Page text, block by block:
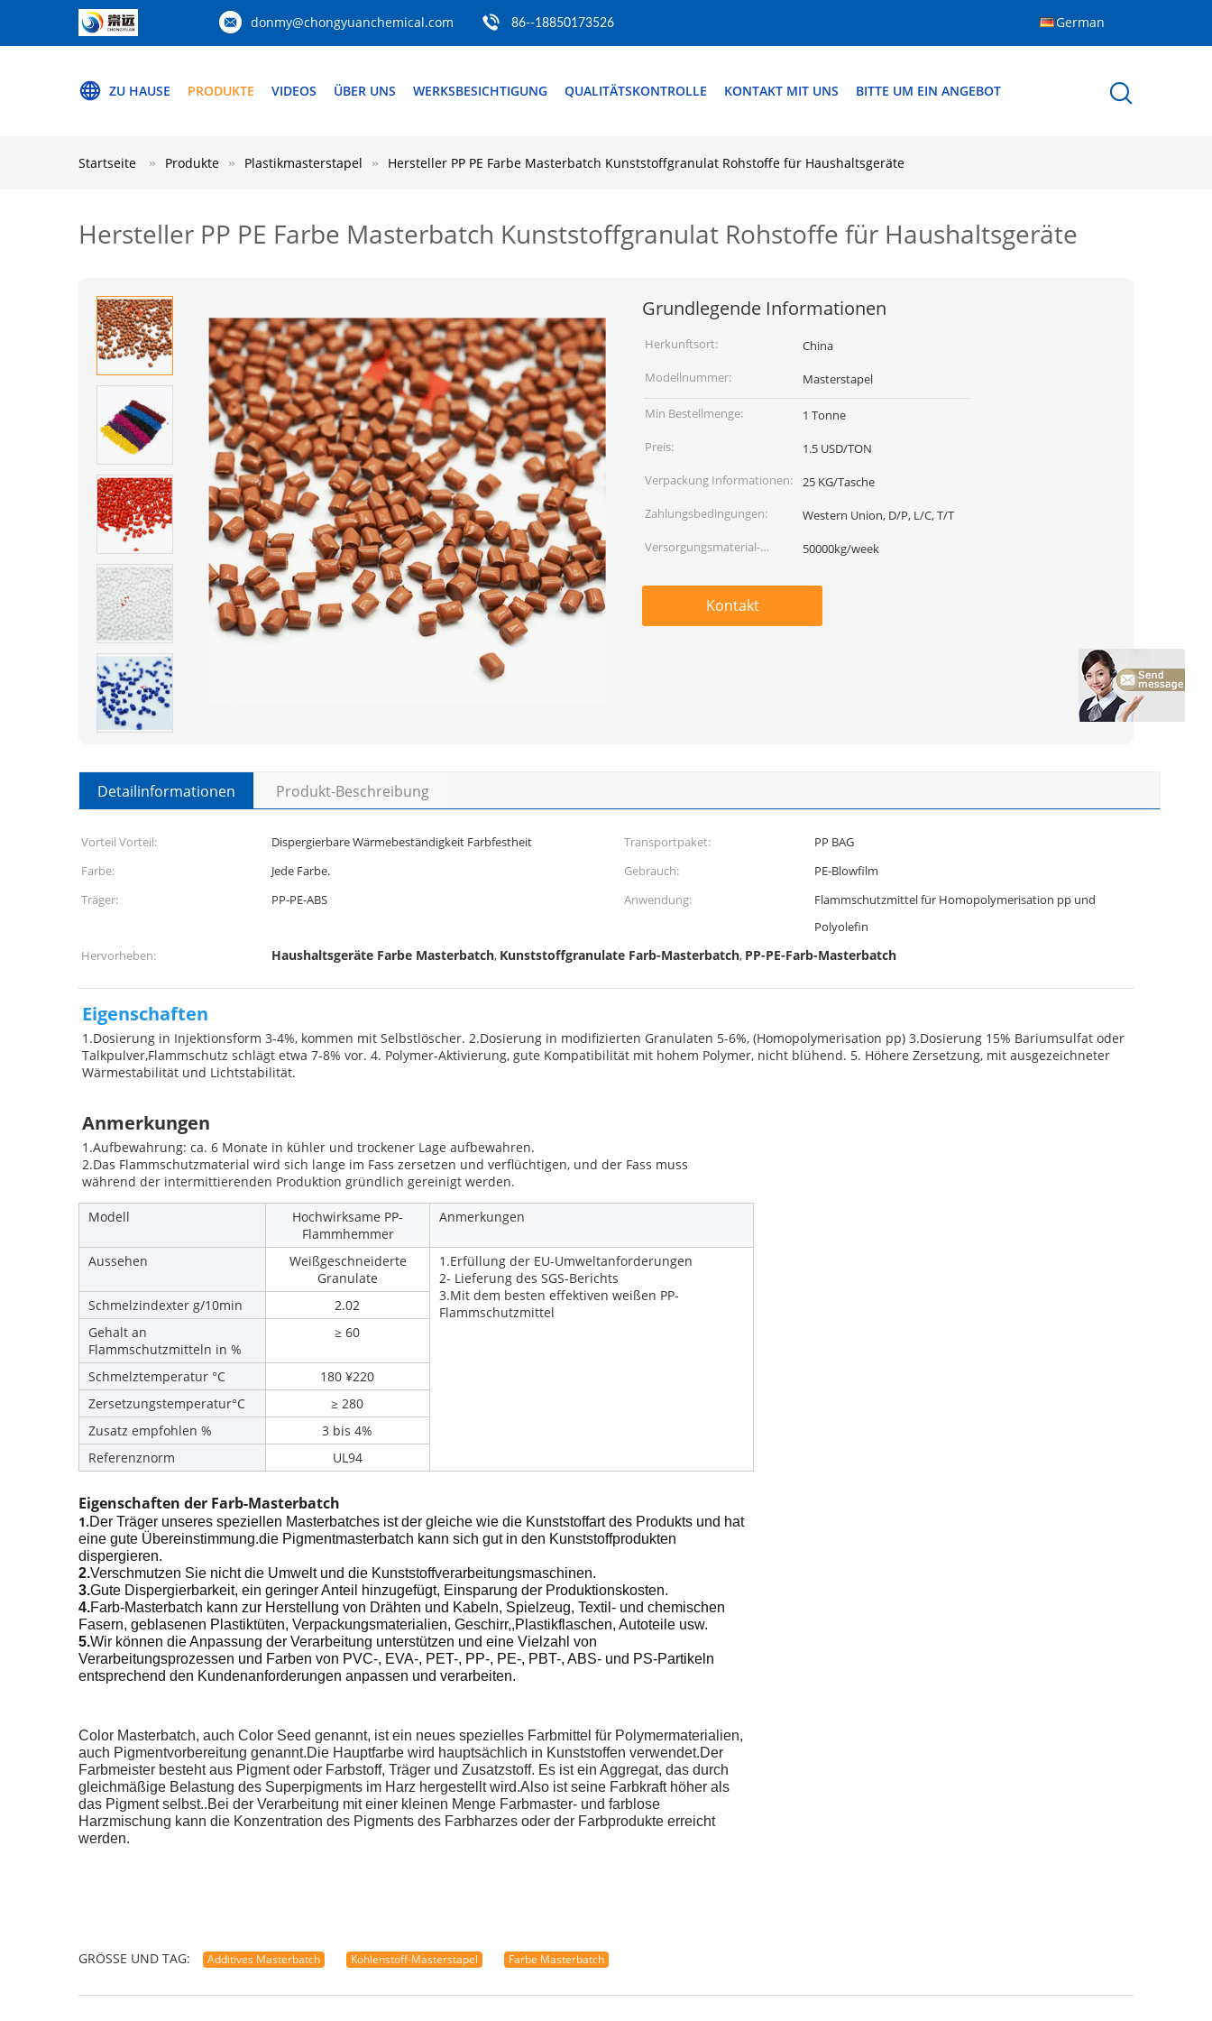
donmy@chongyuanchemical.com 86--18850173526 German
ZU HAUSE PRODUKTE VIDEOS ÜBER UNS WERKSBESICHTIGUNG QUALITÄTSKONTROLLE KONTAKT MIT UNS BITTE UM EIN ANGEBOT
Startseite Produkte Plastikmasterstapel Hersteller PP PE Farbe Masterbatch Kunststoffgranulat Rohstoffe für Haushaltsgeräte
Hersteller PP PE Farbe Masterbatch Kunststoffgranulat Rohstoffe für Haushaltsgeräte
Grundlegende Informationen
Herkunftsort:
China
Modellnummer:
Masterstapel
Min Bestellmenge:
1 Tonne
Preis:
1.5 USD/TON
Verpackung Informationen:
25 KG/Tasche
Zahlungsbedingungen:
Western Union, D/P, L/C, T/T
Versorgungsmaterial-
50000kg/week
Kontakt
Detailinformationen Produkt-Beschreibung
Vorteil Vorteil: Dispergierbare Wärmebeständigkeit Farbfestheit Transportpaket:
PP BAG
Farbe:
Jede Farbe. Gebrauch:
PE-Blowfilm
Träger:
PP-PE-ABS Anwendung:
Flammschutzmittel für Homopolymerisation pp und
Polyolefin
Hervorheben:
Haushaltsgeräte Farbe Masterbatch, Kunststoffgranulate Farb-Masterbatch, PP-PE-Farb-Masterbatch
Eigenschaften
1.Dosierung in Injektionsform 3-4%, kommen mit Selbstlöscher. 2.Dosierung in modifizierten Granulaten 5-6%, (Homopolymerisation pp) 3.Dosierung 15% Bariumsulfat oder
Talkpulver,Flammschutz schlägt etwa 7-8% vor. 4. Polymer-Aktivierung, gute Kompatibilität mit hohem Polymer, nicht blühend. 5. Höhere Zersetzung, mit ausgezeichneter
Wärmestabilität und Lichtstabilität.
Anmerkungen
1.Aufbewahrung: ca. 6 Monate in kühler und trockener Lage aufbewahren.
2.Das Flammschutzmaterial wird sich lange im Fass zersetzen und verflüchtigen, und der Fass muss
während der intermittierenden Produktion gründlich gereinigt werden.
Modell
Hochwirksame PP-
Flammhemmer
Anmerkungen
Aussehen
Weißgeschneiderte
Granulate
1.Erfüllung der EU-Umweltanforderungen
2- Lieferung des SGS-Berichts
3.Mit dem besten effektiven weißen PP-
Flammschutzmittel
Schmelzindexter g/10min
2.02
Gehalt an
Flammschutzmitteln in %
≥ 60
Schmelztemperatur °C
180 ¥220
Zersetzungstemperatur°C
≥ 280
Zusatz empfohlen %
3 bis 4%
Referenznorm
UL94
Eigenschaften der Farb-Masterbatch
1.Der Träger unseres speziellen Masterbatches ist der gleiche wie die Kunststoffart des Produkts und hat
eine gute Übereinstimmung.die Pigmentmasterbatch kann sich gut in den Kunststoffprodukten
dispergieren.
2.Verschmutzen Sie nicht die Umwelt und die Kunststoffverarbeitungsmaschinen.
3.Gute Dispergierbarkeit, ein geringer Anteil hinzugefügt, Einsparung der Produktionskosten.
4.Farb-Masterbatch kann zur Herstellung von Drähten und Kabeln, Spielzeug, Textil- und chemischen
Fasern, geblasenen Plastiktüten, Verpackungsmaterialien, Geschirr,,Plastikflaschen, Autoteile usw.
5.Wir können die Anpassung der Verarbeitung unterstützen und eine Vielzahl von
Verarbeitungsprozessen und Farben von PVC-, EVA-, PET-, PP-, PE-, PBT-, ABS- und PS-Partikeln
entsprechend den Kundenanforderungen anpassen und verarbeiten.
Color Masterbatch, auch Color Seed genannt, ist ein neues spezielles Farbmittel für Polymermaterialien,
auch Pigmentvorbereitung genannt.Die Hauptfarbe wird hauptsächlich in Kunststoffen verwendet.Der
Farbmeister besteht aus Pigment oder Farbstoff, Träger und Zusatzstoff. Es ist ein Aggregat, das durch
gleichmäßige Belastung des Superpigments im Harz hergestellt wird.Also ist seine Farbkraft höher als
das Pigment selbst..Bei der Verarbeitung mit einer kleinen Menge Farbmaster- und farblose
Harzmischung kann die Konzentration des Pigments des Farbharzes oder der Farbprodukte erreicht
werden.
GRÖSSE UND TAG: Additives Masterbatch Kohlenstoff-Masterstapel Farbe Masterbatch